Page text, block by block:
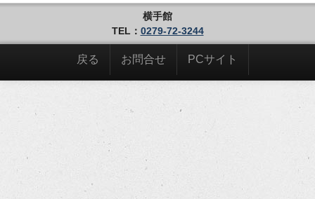
横手館
TEL： 0279-72-3244
戻る お問合せ PCサイト